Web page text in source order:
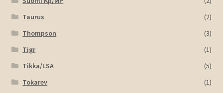
Taurus
(2)
Thompson
(3)
Tigr
(1)
Tikka/LSA
(5)
Tokarev
(1)